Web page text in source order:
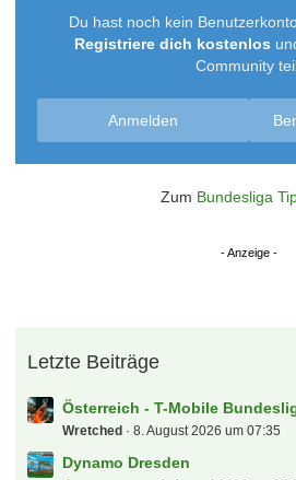
Du hast noch kein
Registriere dich kostenlos
Community
Anmelden
Zum Bundesliga
Letzte Beiträge
Österreich - T-Mobile
Wretched 8. August 2026 um 07:35
Dynamo Dresden